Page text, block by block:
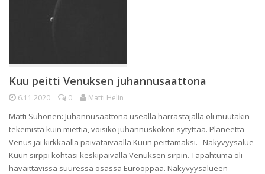
Kuu peitti Venuksen juhannusaattona
6.11.2020 0 Matti Helin
Matti Suhonen: Juhannusaattona usealla harrastajalla oli muutakin
tekemistä kuin miettiä, voisiko juhannuskokon sytyttää. Planeetta
Venus jäi kirkkaalla päivätaivaalla Kuun peittämäksi. Näkyvyysalue
Kuun sirppi kohtasi keskipäivällä Venuksen sirpin. Tapahtuma oli
havaittavissa suuressa osassa Eurooppaa. Näkyvyysalueen